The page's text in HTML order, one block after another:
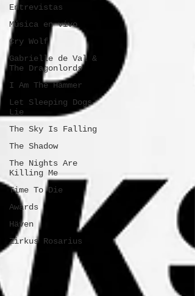
Entrevistas
Música en vivo
Cry Wolf
Gabrielle de Val &
The Dragonlords
I Am The Hammer
Let Sleeping Dogs
Lie
The Sky Is Falling
The Shadow
The Nights Are
Killing Me
Time To Die
Awards
Häven
Zirkus Rosarius